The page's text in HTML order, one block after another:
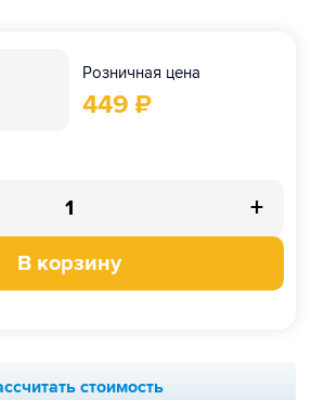
Розничная цена
449 ₽
+
В корзину
стоимость